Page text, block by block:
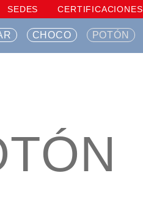
SEDES CERTIFICACIONES
CHOCO POTÓN